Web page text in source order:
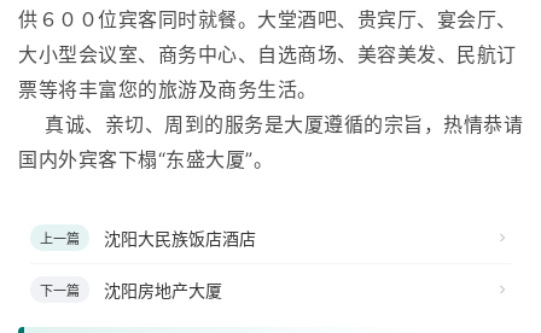
供６００位宾客同时就餐。大堂酒吧、贵宾厅、宴会厅、
大小型会议室、商务中心、自选商场、美容美发、民航订
票等将丰富您的旅游及商务生活。
真诚、亲切、周到的服务是大厦遵循的宗旨，热情恭请
国内外宾客下榻“东盛大厦”。
上一篇 沈阳大民族饭店酒店
下一篇 沈阳房地产大厦